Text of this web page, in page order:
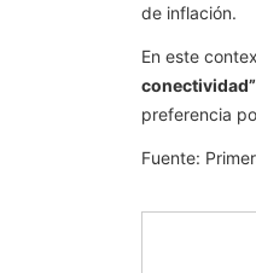
de inflación.
En este
conectividad”
preferencia
Fuente: